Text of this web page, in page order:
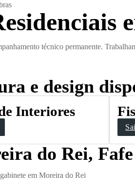
técnico permanente.
e design
Interiores
do Rei, Fafe
em Moreira do Rei